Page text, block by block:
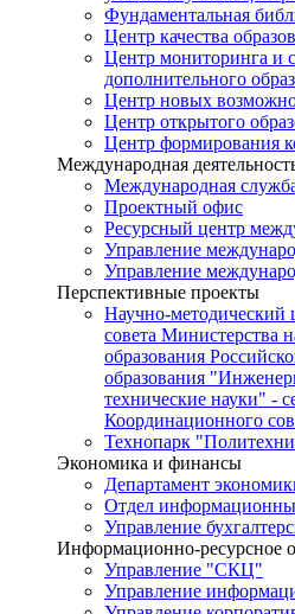
Фундаментальная
Центр качества
Центр мониторинга и
дополнительного
Центр новых
Центр открытого
Центр формирования
Международная
Международная
Проектный офис
Ресурсный центр
Управление
Управление
Перспективные проекты
Научно-методический
совета Министерства
образования
образования
технические науки" -
Координационного
Технопарк
Экономика и финансы
Департамент
Отдел
Управление
Информационно-ресурсное
Управление "СКЦ"
Управление